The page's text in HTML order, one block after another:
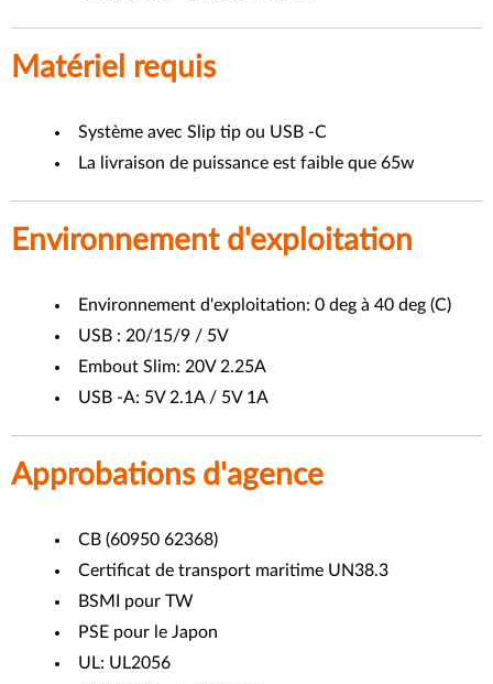
Matériel requis
Système avec Slip tip ou USB -C
La livraison de puissance est faible que 65w
Environnement d'exploitation
Environnement d'exploitation: 0 deg à 40 deg (C)
USB : 20/15/9 / 5V
Embout Slim: 20V 2.25A
USB -A: 5V 2.1A / 5V 1A
Approbations d'agence
CB (60950 62368)
Certificat de transport maritime UN38.3
BSMI pour TW
PSE pour le Japon
UL: UL2056